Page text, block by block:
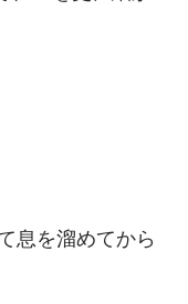
息を溜めてから